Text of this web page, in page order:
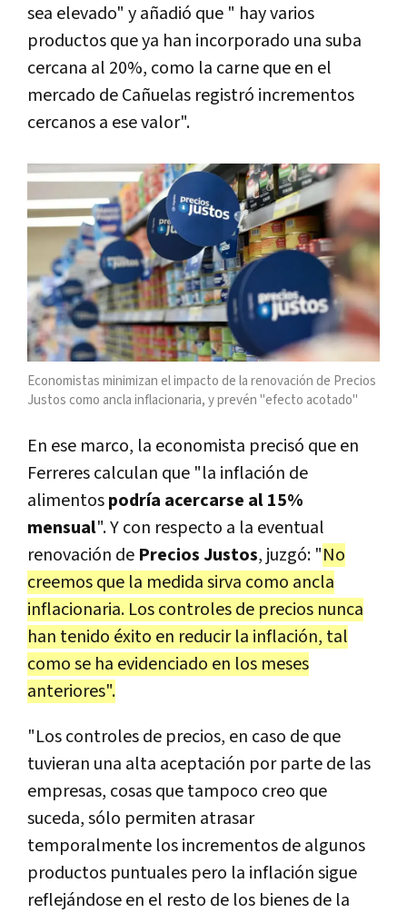
sea elevado" y añadió que " hay varios
productos que ya han incorporado una suba
cercana al 20%, como la carne que en el
mercado de Cañuelas registró incrementos
cercanos a ese valor".
Economistas minimizan el impacto de la renovación de Precios
Justos como ancla inflacionaria, y prevén "efecto acotado"
En ese marco, la economista precisó que en
Ferreres calculan que "la inflación de
alimentospodría acercarse al 15%
mensual". Y con respecto a la eventual
renovación de Precios Justos, juzgó: "No
creemos que la medida sirva como ancla
inflacionaria. Los controles de precios nunca
han tenido éxito en reducir la inflación, tal
como se ha evidenciado en los meses
anteriores".
"Los controles de precios, en caso de que
tuvieran una alta aceptación por parte de las
empresas, cosas que tampoco creo que
suceda, sólo permiten atrasar
temporalmente los incrementos de algunos
productos puntuales pero la inflación sigue
reflejándose en el resto de los bienes de la